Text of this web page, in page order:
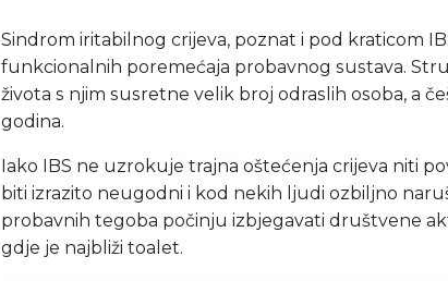
Sindrom iritabilnog crijeva, poznat i pod kraticom
funkcionalnih poremećaja probavnog sustava.
života s njim susretne velik broj odraslih osoba, a
godina.
Iako IBS ne uzrokuje trajna oštećenja crijeva niti
biti izrazito neugodni i kod nekih ljudi ozbiljno
probavnih tegoba počinju izbjegavati društvene
gdje je najbliži toalet.